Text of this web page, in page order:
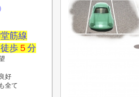
筋線
歩 ５ 分
好
も全て